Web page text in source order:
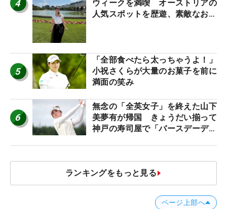
4
ウィークを満喫 オーストリアの
人気スポットを歴遊、素敵なお土
5
「全部食べたら太っちゃうよ！」
小祝さくらが大量のお菓子を前に
満面の笑み
6
無念の「全英女子」を終えた山下
美夢有が帰国 きょうだい揃って
神戸の寿司屋で「バースデーディ
ランキングをもっと見る
ページ上部へ